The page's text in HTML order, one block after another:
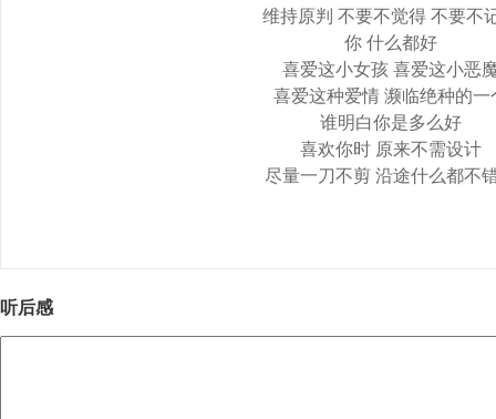
维持原判 不要不觉得 不要不
你 什么都好
喜爱这小女孩 喜爱这小恶
喜爱这种爱情 濒临绝种的一
谁明白你是多么好
喜欢你时 原来不需设计
尽量一刀不剪 沿途什么都不
听后感